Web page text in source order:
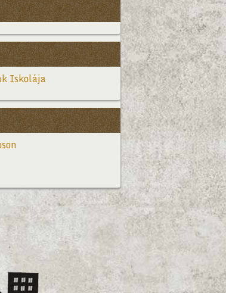
Iskolája